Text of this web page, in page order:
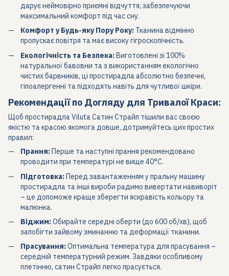
дарує неймовірно приємні відчуття, забезпечуючи
максимальний комфорт під час сну.
Комфорт у Будь-яку Пору Року: Тканина відмінно
пропускає повітря та має високу гігроскопічність.
Екологічність та Безпека:Виготовлені зі 100%
натуральної бавовни та з використанням екологічно
чистих барвників, ці простирадла абсолютно безпечні,
гіпоалергенні та підходять навіть для чутливої шкіри.
Рекомендації по Догляду для Тривалої Краси:
Щоб простирадла Viluta Сатин Страйп тішили вас своєю
якістю та красою якомога довше, дотримуйтесь цих простих
правил:
Прання:Перше та наступні прання рекомендовано
проводити при температурі не вище 40°C.
Підготовка:Перед завантаженням у пральну машину
простирадла та інші вироби радимо вивертати навиворіт
– це допоможе краще зберегти яскравість кольору та
малюнка.
Віджим:Обирайте середні оберти (до 600 об/хв), щоб
запобігти зайвому зминанню та деформації тканини.
Прасування:Оптимальна температура для прасування –
середній температурний режим. Завдяки особливому
плетінню, сатин Страйп легко прасується.